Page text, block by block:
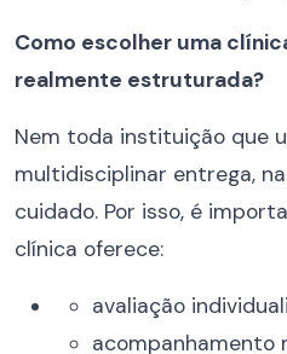
Como escolher uma
realmente estruturada?
Nem toda instituição que
multidisciplinar entrega,
cuidado. Por isso, é
clínica oferece:
avaliação
acompanhamento